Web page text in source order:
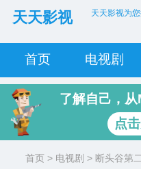
天天影视
天天影视为
首页 电视剧
了解自己，
点
首页 > 电视剧 > 断头谷第